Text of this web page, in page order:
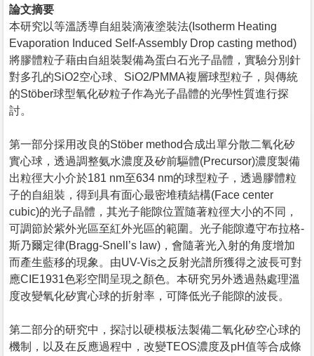
論文摘要
本研究以等溫誘導自組裝滴液塗裝法(Isotherm Heating
Evaporation Induced Self-Assembly Drop casting method)
將膠體粒子藉由自組裝製備為蛋白石光子晶體，實驗分別針
對多孔的SiO2空心球、SiO2/PMMA複層球型粒子，與傳統
的Stöber球型氧化矽粒子作為光子晶體的光學性質進行探
討。
第一部分採用改良的Stöber method合成出單分散二氧化矽
實心球，透過調整氨水濃度及矽前驅體(Precursor)濃度製備
出粒徑大小介於181 nm至634 nm的球型粒子，透過膠體粒
子的自組裝，得到具有面心最密堆積結構(Face center
cubic)的光子晶體，其光子能隙位置隨著粒徑大小的不同，
可調節於紫外光區至紅外光區的範圍。光子能隙遵守布拉格-
斯乃爾定律(Bragg-Snell’s law)，會隨著光入射的角度增加
而產生藍移的現象。由UV-Vis之反射光譜所獲得之波長可對
應CIE1931色彩空間呈現之顏色。本研究另外透過熱處理溫
度改變氧化矽實心球的折射率，可降低光子能隙的波長。
第二部分的研究中，探討以硬模板法製備二氧化矽空心球的
機制，以及在反應過程中，改變TEOS濃度及pH值等合成條